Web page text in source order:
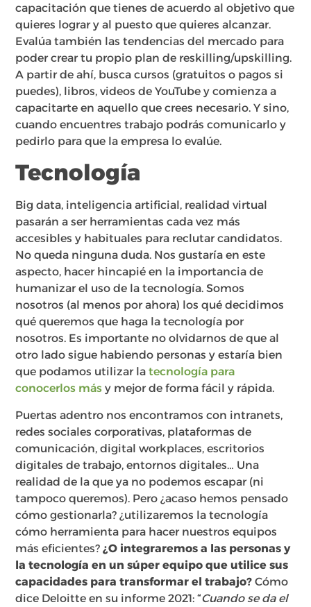
capacitación que tienes de acuerdo al objetivo que
quieres lograr y al puesto que quieres alcanzar.
Evalúa también las tendencias del mercado para
poder crear tu propio plan de reskilling/upskilling.
A partir de ahí, busca cursos (gratuitos o pagos si
puedes), libros, videos de YouTube y comienza a
capacitarte en aquello que crees necesario. Y sino,
cuando encuentres trabajo podrás comunicarlo y
pedirlo para que la empresa lo evalúe.
Tecnología
Big data, inteligencia artificial, realidad virtual
pasarán a ser herramientas cada vez más
accesibles y habituales para reclutar candidatos.
No queda ninguna duda. Nos gustaría en este
aspecto, hacer hincapié en la importancia de
humanizar el uso de la tecnología. Somos
nosotros (al menos por ahora) los qué decidimos
qué queremos que haga la tecnología por
nosotros. Es importante no olvidarnos de que al
otro lado sigue habiendo personas y estaría bien
que podamos utilizar latecnología para
conocerlos más y mejor de forma fácil y rápida.
Puertas adentro nos encontramos con intranets,
redes sociales corporativas, plataformas de
comunicación, digital workplaces, escritorios
digitales de trabajo, entornos digitales… Una
realidad de la que ya no podemos escapar (ni
tampoco queremos). Pero ¿acaso hemos pensado
cómo gestionarla? ¿utilizaremos la tecnología
cómo herramienta para hacer nuestros equipos
más eficientes?¿O integraremos a las personas y
la tecnología en un súper equipo que utilice sus
capacidades para transformar el trabajo?Cómo
dice Deloitte en su informe 2021: “Cuando se da el